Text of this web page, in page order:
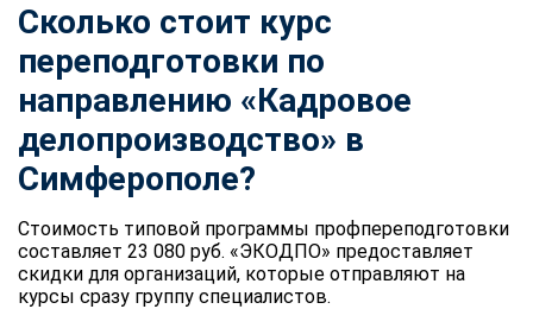
Сколько стоит курс
переподготовки по
направлению «Кадровое
делопроизводство» в
Симферополе?
Стоимость типовой программы профпереподготовки
составляет 23 080 руб. «ЭКОДПО» предоставляет
скидки для организаций, которые отправляют на
курсы сразу группу специалистов.